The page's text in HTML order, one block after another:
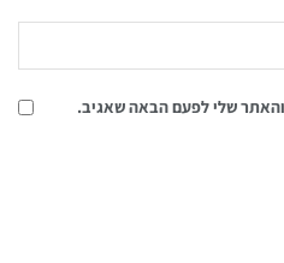
שלי לפעם הבאה שאגיב.